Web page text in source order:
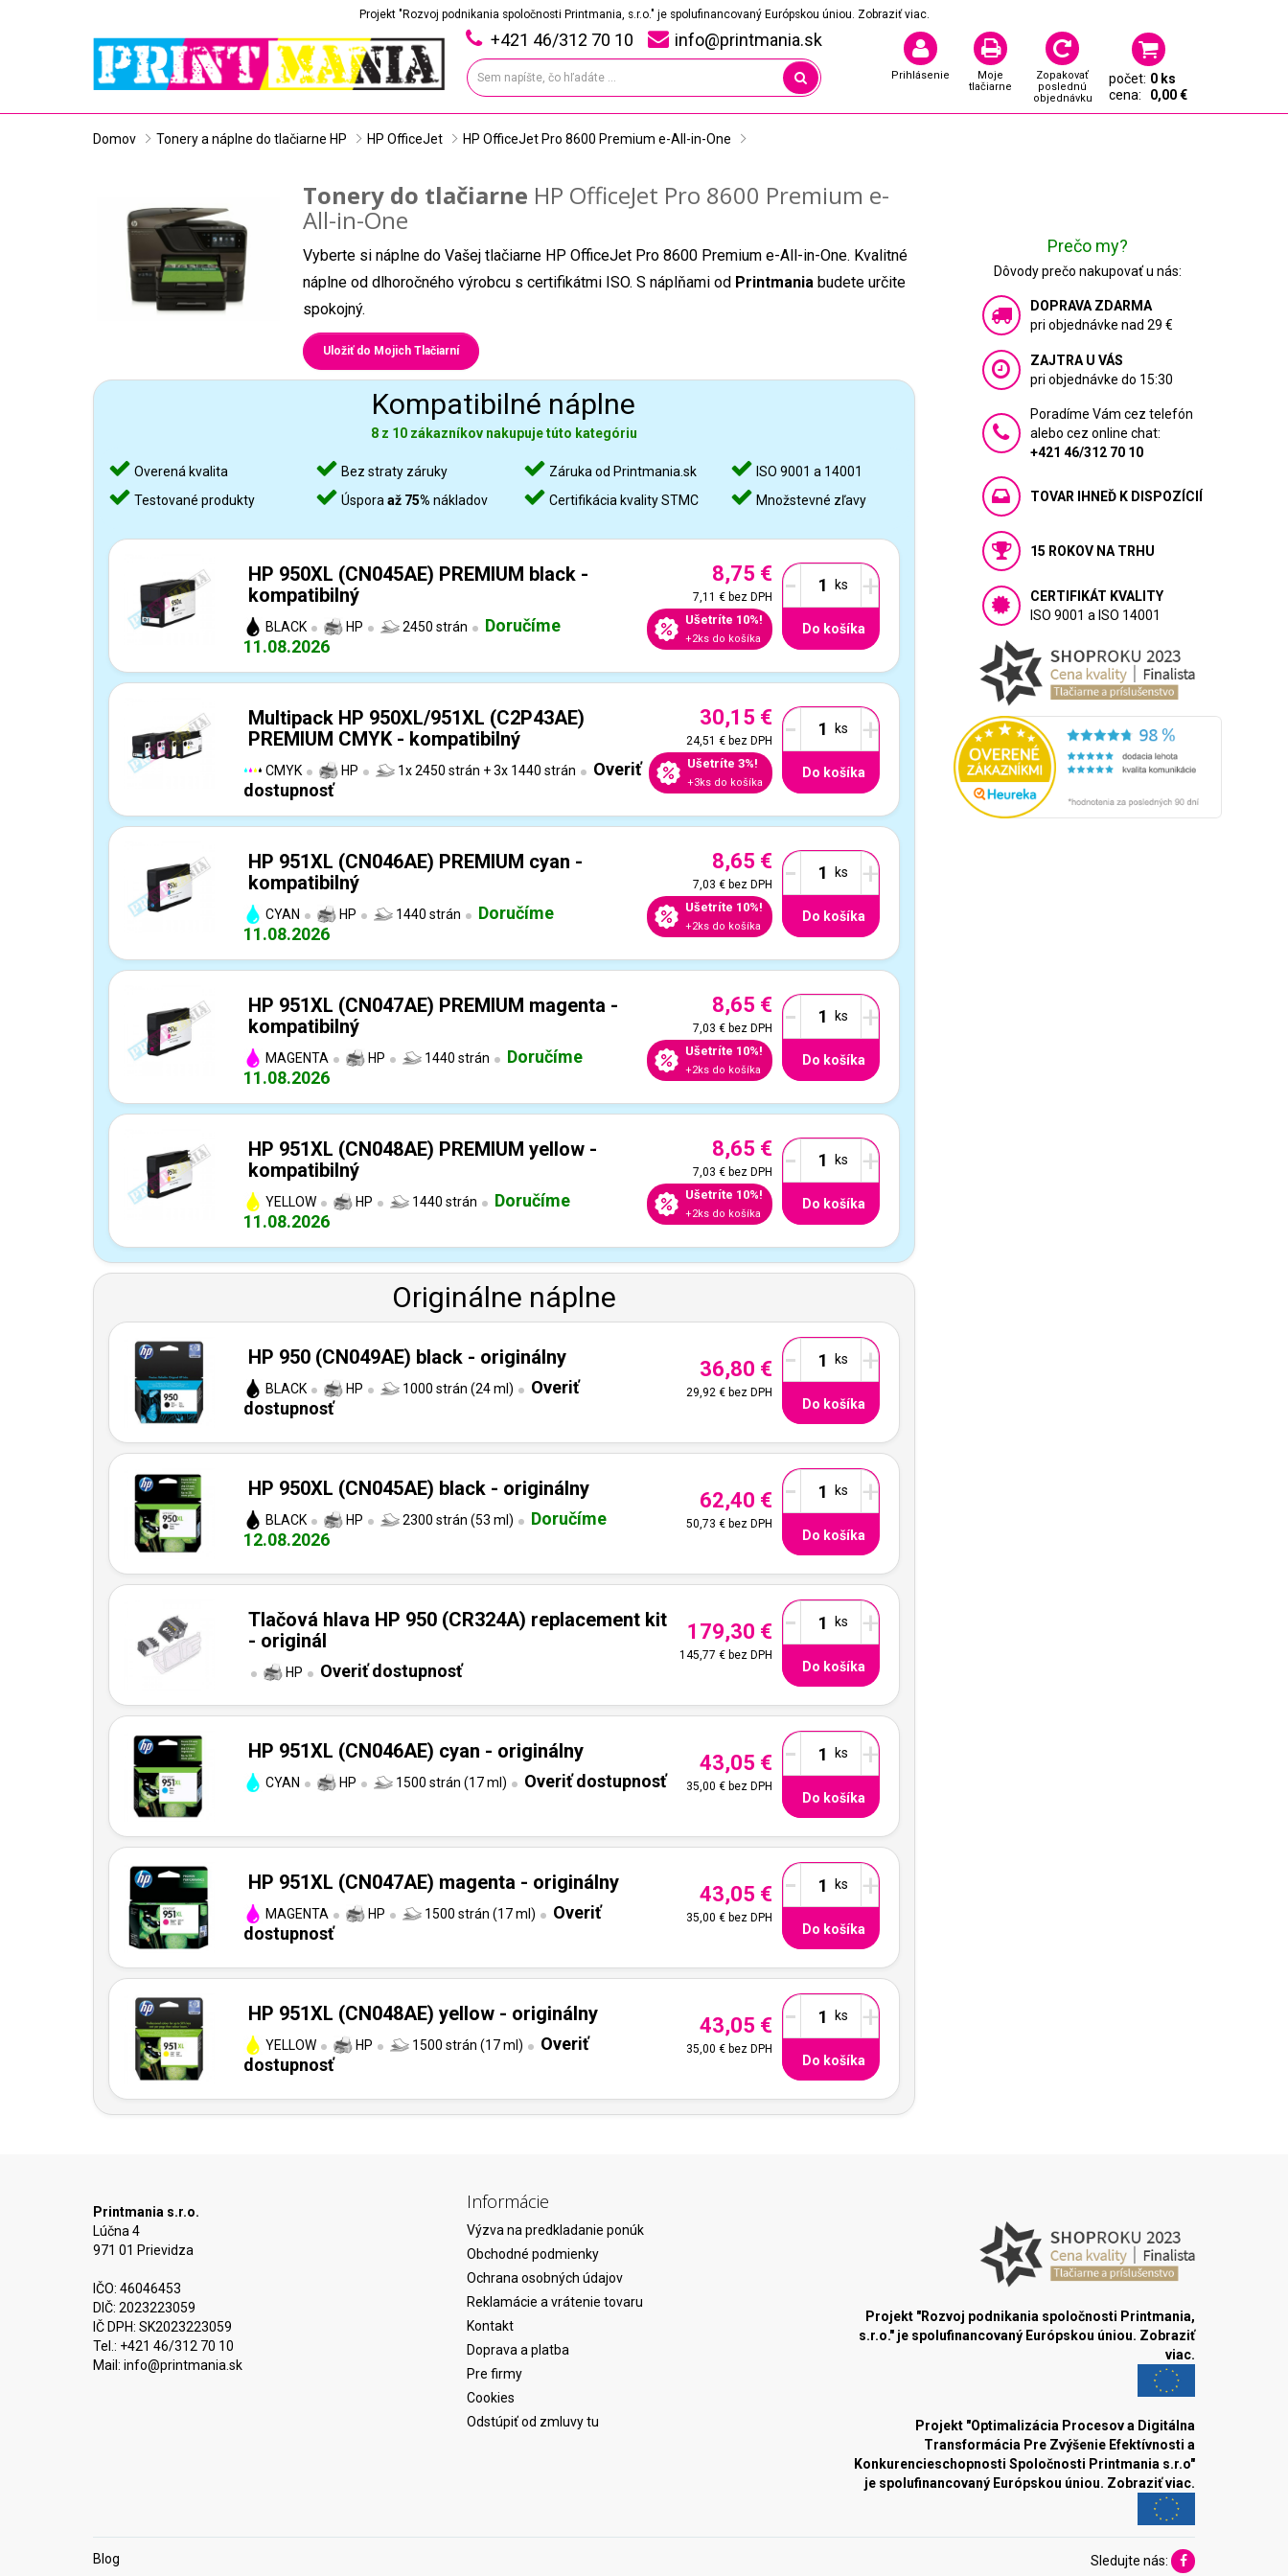
Projekt "Rozvoj podnikania spoločnosti Printmania, s.r.o." je spolufinancovaný Európskou úniou. Zobraziť viac.
+421 46/312 70 10 info@printmania.sk
Prihlásenie
Moje
tlačiarne
Zopakovať
poslednú
objednávku
počet: 0 ks
cena:
0,00 €
Domov Tonery a náplne do tlačiarne HP HP OfficeJet HP OfficeJet Pro 8600 Premium e-All-in-One
Tonery do tlačiarne HP OfficeJet Pro 8600 Premium e-
All-in-One
Vyberte si náplne do Vašej tlačiarne HP OfficeJet Pro 8600 Premium e-All-in-One. Kvalitné
náplne od dlhoročného výrobcu s certifikátmi ISO. S náplňami od Printmania budete určite
spokojný.
Uložiť do Mojich Tlačiarní
Kompatibilné náplne
8 z 10 zákazníkov nakupuje túto kategóriu
Overená kvalita
Testované produkty
Bez straty záruky
Úsporaaž 75% nákladov
Záruka od Printmania.sk
Certifikácia kvality STMC
ISO 9001 a 14001
Množstevné zľavy
HP 950XL (CN045AE) PREMIUM black -
kompatibilný
BLACK HP 2450 strán
Doručíme
11.08.2026
8,75 €
7,11 €bez DPH
Ušetríte 10%!
+2ks do košíka
- +
Do košíka
Multipack HP 950XL/951XL (C2P43AE)
PREMIUM CMYK - kompatibilný
CMYK HP 1x 2450 strán + 3x 1440 strán
Overiť
dostupnosť
30,15 €
24,51 €bez DPH
Ušetríte 3%!
+3ks do košíka
- +
Do košíka
HP 951XL (CN046AE) PREMIUM cyan -
kompatibilný
CYAN HP 1440 strán
Doručíme
11.08.2026
8,65 €
7,03 €bez DPH
Ušetríte 10%!
+2ks do košíka
- +
Do košíka
HP 951XL (CN047AE) PREMIUM magenta -
kompatibilný
MAGENTA HP 1440 strán
Doručíme
11.08.2026
8,65 €
7,03 €bez DPH
Ušetríte 10%!
+2ks do košíka
- +
Do košíka
HP 951XL (CN048AE) PREMIUM yellow -
kompatibilný
YELLOW HP 1440 strán
Doručíme
11.08.2026
8,65 €
7,03 €bez DPH
Ušetríte 10%!
+2ks do košíka
- +
Do košíka
Originálne náplne
HP 950 (CN049AE) black - originálny
BLACK HP 1000 strán (24 ml)
Overiť
dostupnosť
36,80 €
29,92 €bez DPH
- +
Do košíka
HP 950XL (CN045AE) black - originálny
BLACK HP 2300 strán (53 ml)
Doručíme
12.08.2026
62,40 €
50,73 €bez DPH
- +
Do košíka
Tlačová hlava HP 950 (CR324A) replacement kit
- originál
HP Overiť dostupnosť
179,30 €
145,77 €bez DPH
- +
Do košíka
HP 951XL (CN046AE) cyan - originálny
CYAN HP 1500 strán (17 ml) Overiť dostupnosť
43,05 €
35,00 €bez DPH
- +
Do košíka
HP 951XL (CN047AE) magenta - originálny
MAGENTA HP 1500 strán (17 ml)
Overiť
dostupnosť
43,05 €
35,00 €bez DPH
- +
Do košíka
HP 951XL (CN048AE) yellow - originálny
YELLOW HP 1500 strán (17 ml)
Overiť
dostupnosť
43,05 €
35,00 €bez DPH
- +
Do košíka
Prečo my?
Dôvody prečo nakupovať u nás:
DOPRAVA ZDARMA
pri objednávke nad 29 €
ZAJTRA U VÁS
pri objednávke do 15:30
Poradíme Vám cez telefón
alebo cez online chat:
+421 46/312 70 10
TOVAR IHNEĎ K DISPOZÍCIÍ
15 ROKOV NA TRHU
CERTIFIKÁT KVALITY
ISO 9001 a ISO 14001
Printmania s.r.o.
Lúčna 4
971 01 Prievidza
IČO: 46046453
DIČ: 2023223059
IČ DPH: SK2023223059
Tel.: +421 46/312 70 10
Mail: info@printmania.sk
Informácie
Výzva na predkladanie ponúk
Obchodné podmienky
Ochrana osobných údajov
Reklamácie a vrátenie tovaru
Kontakt
Doprava a platba
Pre firmy
Cookies
Odstúpiť od zmluvy tu
Projekt "Rozvoj podnikania spoločnosti Printmania,
s.r.o." je spolufinancovaný Európskou úniou. Zobraziť
viac.
Projekt "Optimalizácia Procesov a Digitálna
Transformácia Pre Zvýšenie Efektívnosti a
Konkurencieschopnosti Spoločnosti Printmania s.r.o"
je spolufinancovaný Európskou úniou. Zobraziť viac.
Blog Sledujte nás: